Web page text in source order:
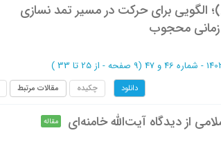
الگویی برای حرکت در مسیر تمد نسازی
زمانی محجوب
(‎9 صفحه - از 25 تا 33 )
دانلود چکیده مقالات مرتبط
از دیدگاه آیت‌الله خامنه‌ای مقاله